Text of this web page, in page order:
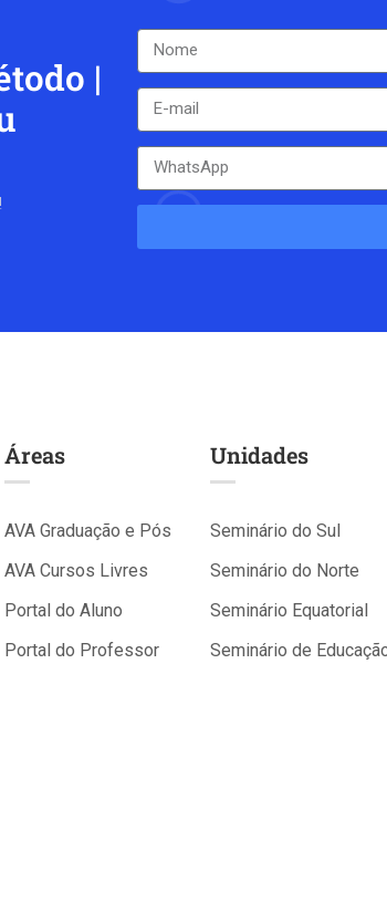
|
Áreas
AVA Graduação e Pós
AVA Cursos Livres
Portal do Aluno
Portal do Professor
Unidades
Seminário do Sul
Seminário do Norte
Seminário Equatorial
Seminário de